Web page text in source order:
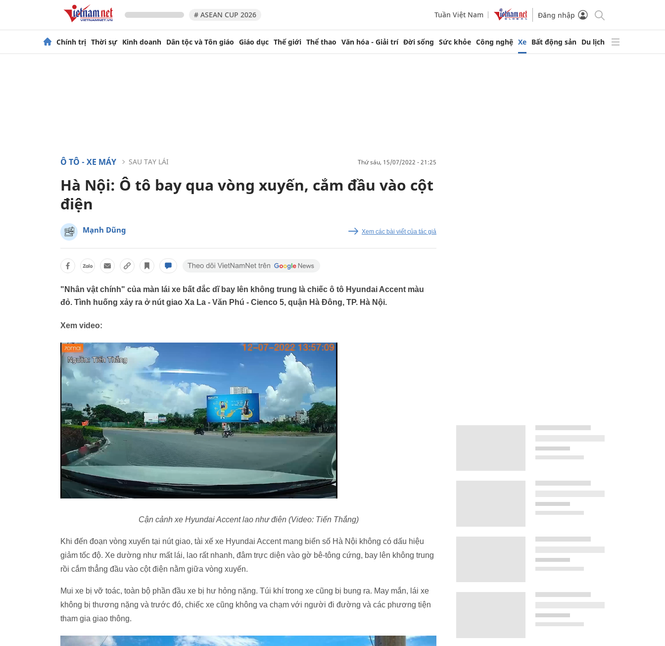
# ASEAN CUP 2026 Tuần Việt Nam Đăng nhập
Chính trị Thời sự Kinh doanh Dân tộc và Tôn giáo Giáo dục Thế giới Thể thao Văn hóa - Giải trí Đời sống Sức khỏe Công nghệ Xe Bất động sản Du lịch
Ô TÔ - XE MÁY SAU TAY LÁI thứ sáu, 15/07/2022 - 21:25
Hà Nội: Ô tô bay qua vòng xuyến, cắm đầu vào cột
điện
Mạnh Dũng Xem các bài viết của tác giả
"Nhân vật chính" của màn lái xe bất đắc dĩ bay lên không trung là chiếc ô tô Hyundai Accent màu
đỏ. Tình huống xảy ra ở nút giao Xa La - Văn Phú - Cienco 5, quận Hà Đông, TP. Hà Nội.
Xem video:
Cận cảnh xe Hyundai Accent lao như điên (Video: Tiến Thắng)
Khi đến đoạn vòng xuyến tại nút giao, tài xế xe Hyundai Accent mang biển số Hà Nội không có dấu hiệu
giảm tốc độ. Xe dường như mất lái, lao rất nhanh, đâm trực diện vào gờ bê-tông cứng, bay lên không trung
rồi cắm thẳng đầu vào cột điện nằm giữa vòng xuyến.
Mui xe bị vỡ toác, toàn bộ phần đầu xe bị hư hỏng nặng. Túi khí trong xe cũng bị bung ra. May mắn, lái xe
không bị thương nặng và trước đó, chiếc xe cũng không va chạm với người đi đường và các phương tiện
tham gia giao thông.